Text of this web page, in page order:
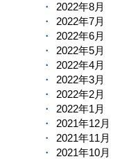
2022年8月
2022年7月
2022年6月
2022年5月
2022年4月
2022年3月
2022年2月
2022年1月
2021年12月
2021年11月
2021年10月